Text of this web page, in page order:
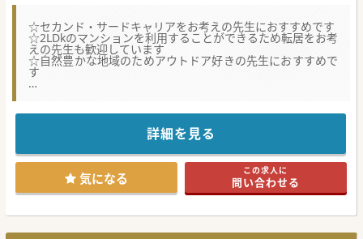
☆セカンド・サードキャリアをお考えの先生におすすめです
☆2LDkのマンションを利用することができるため転居をお考
えの先生も歓迎しています
☆自然豊かな地域のためアウトドア好きの先生におすすめで
す
てや趣味の時間を大切にしたい方に最適な環境です。
■富山県と金沢市のちょうど中間に位置しており、豊かな自
然に囲まれながらも両都市へのアクセスが良好な立地です。
■遠方からの転居者には法人所有の2LDKマンションを用意
しており、スムーズに新生活を開始できます。
【募集背景】
■地域の医療ニーズに安定して応え続けるため、セカンドキ
■医師一人ひとりの業務負担を軽減し、心身ともにゆとりを
持って患者と向き合える持続可能な診療体制を維持します。
詳細を見る
気になる この求人に
問い合わせる